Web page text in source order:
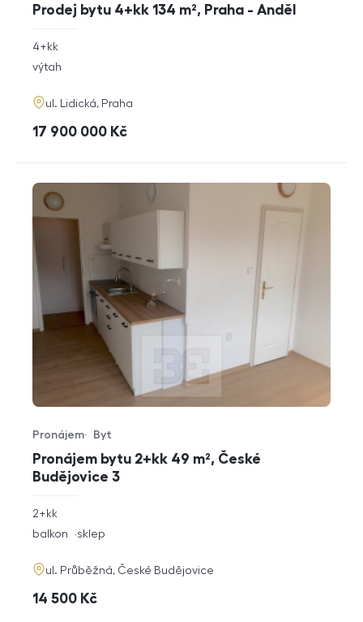
Prodej bytu 4+kk 134 m², Praha - Anděl
rozměry
4+kk
funkce
výtah
adresa
ul. Lidická, Praha
cena
17 900 000 Kč
Pronájem bytu 2+kk 49 m², České
Budějovice 3
Typ nabídky
Pronájem
Typ nemovitosti
Byt
rozměry
2+kk
funkce
balkon sklep
adresa
ul. Průběžná, České Budějovice
cena
14 500 Kč